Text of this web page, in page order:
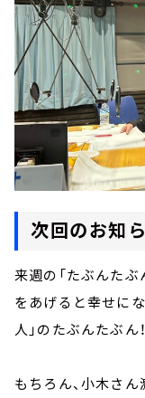
次回のお知ら
来週の「たぶんたぶ
をあげると幸せに
人」のたぶんたぶん！
もちろん、 小木さん